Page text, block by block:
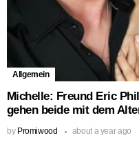
Allgemein
Michelle: Freund Eric
gehen beide mit dem
by Promiwood about a year ago